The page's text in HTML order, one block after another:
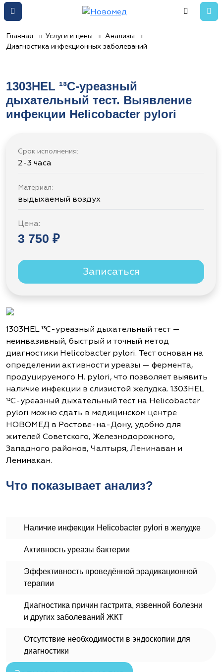
Главная Услуги и цены
Анализы
Диагностика инфекционных заболеваний
1303HEL ¹³С-уреазный
дыхательный тест. Выявление
инфекции Helicobacter pylori
Срок исполнения:
2-3 часа
Материал:
выдыхаемый воздух
Цена:
3 750 ₽
Записаться
1303HEL ¹³С-уреазный дыхательный тест —
неинвазивный, быстрый и точный метод
диагностики Helicobacter pylori. Тест основан на
определении активности уреазы — фермента,
продуцируемого H. pylori, что позволяет выявить
наличие инфекции в слизистой желудка. 1303HEL
¹³С-уреазный дыхательный тест на Helicobacter
pylori можно сдать в медицинском центре
НОВОМЕД в Ростове-на-Дону, удобно для
жителей Советского, Железнодорожного,
Западного районов, Чалтыря, Ленинаван и
Ленинакан.
Что показывает анализ?
Наличие инфекции Helicobacter pylori в желудке
Активность уреазы бактерии
Эффективность проведённой эрадикационной
терапии
Диагностика причин гастрита, язвенной болезни
и других заболеваний ЖКТ
Отсутствие необходимости в эндоскопии для
диагностики